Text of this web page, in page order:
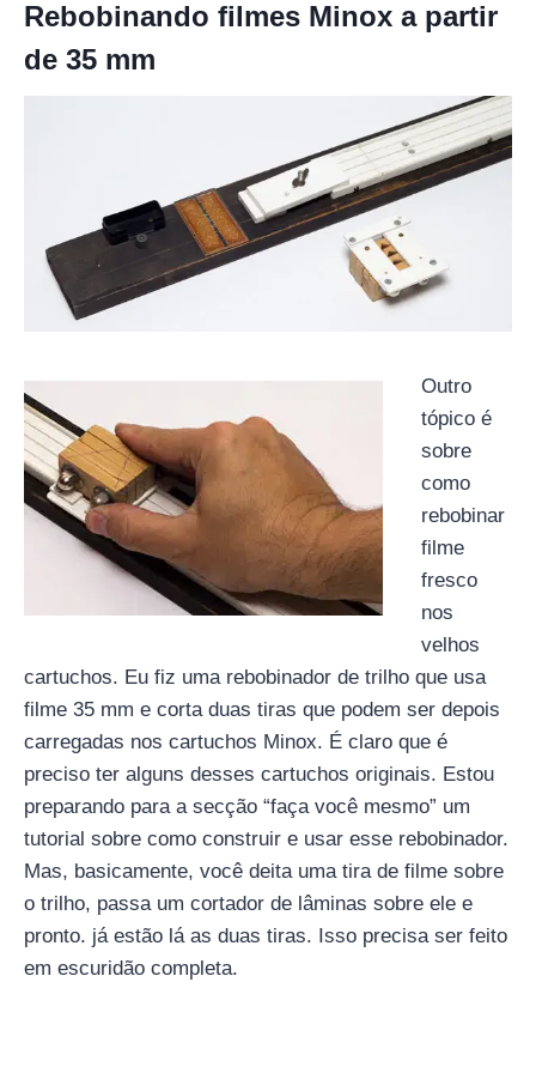
Rebobinando filmes Minox a partir
de 35 mm
Outro
tópico é
sobre
como
rebobinar
filme
fresco
nos
velhos
cartuchos. Eu fiz uma rebobinador de trilho que usa
filme 35 mm e corta duas tiras que podem ser depois
carregadas nos cartuchos Minox. É claro que é
preciso ter alguns desses cartuchos originais. Estou
preparando para a secção “faça você mesmo” um
tutorial sobre como construir e usar esse rebobinador.
Mas, basicamente, você deita uma tira de filme sobre
o trilho, passa um cortador de lâminas sobre ele e
pronto. já estão lá as duas tiras. Isso precisa ser feito
em escuridão completa.